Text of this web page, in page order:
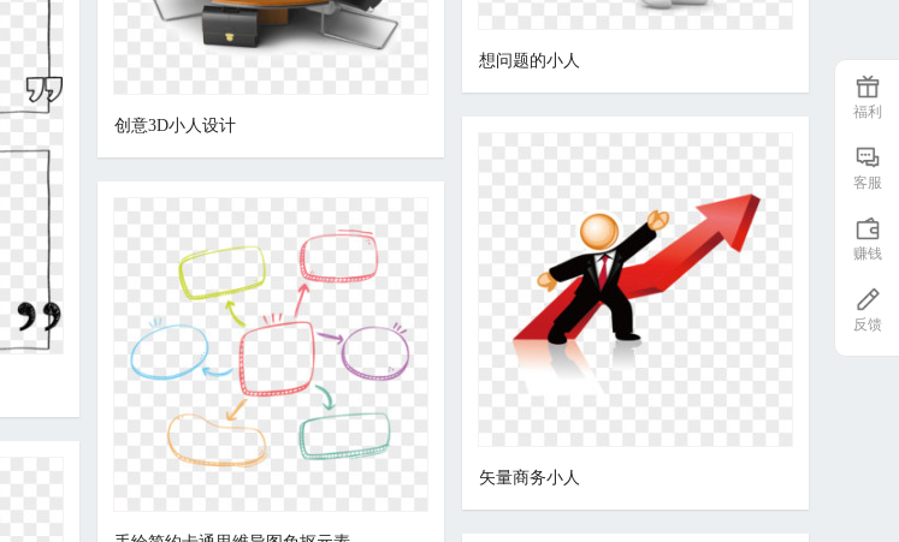
创意3D小人设计
想问题的小人
矢量商务小人
福利
客服
赚钱
反馈